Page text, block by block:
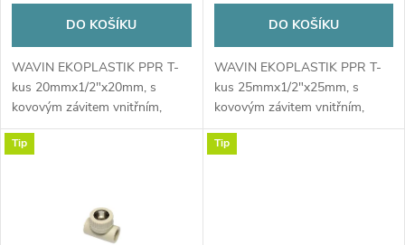
d
u
k
t
d
u
k
t
DO KOŠÍKU
WAVIN EKOPLASTIK PPR T-
kus 20mmx1/2"x20mm, s
kovovým závitem vnitřním,
svařovací, voda, plast
DO KOŠÍKU
WAVIN EKOPLASTIK PPR T-
kus 25mmx1/2"x25mm, s
kovovým závitem vnitřním,
svařovací, voda, plast
Tip Tip